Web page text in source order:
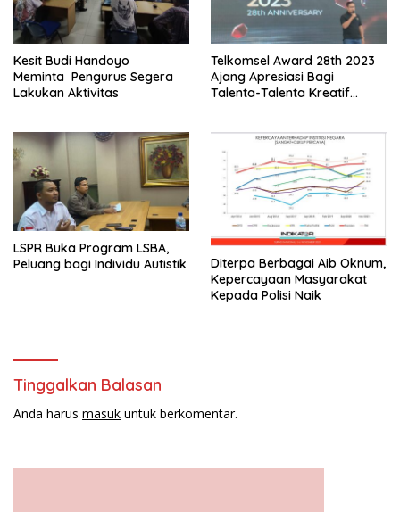
Kesit Budi Handoyo
Meminta Pengurus Segera
Lakukan Aktivitas
Telkomsel Award 28th 2023
Ajang Apresiasi Bagi
Talenta-Talenta Kreatif
LSPR Buka Program LSBA,
Peluang bagi Individu Autistik
Diterpa Berbagai Aib Oknum,
Kepercayaan Masyarakat
Kepada Polisi Naik
Tinggalkan Balasan
Anda harus masuk untuk berkomentar.